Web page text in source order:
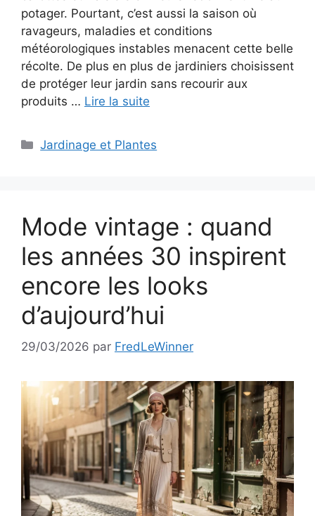
potager. Pourtant, c’est aussi la saison où
ravageurs, maladies et conditions
météorologiques instables menacent cette belle
récolte. De plus en plus de jardiniers choisissent
de protéger leur jardin sans recourir aux
produits … Lire la suite
Catégories
Jardinage et Plantes
Mode vintage : quand
les années 30 inspirent
encore les looks
d’aujourd’hui
29/03/2026 par FredLeWinner